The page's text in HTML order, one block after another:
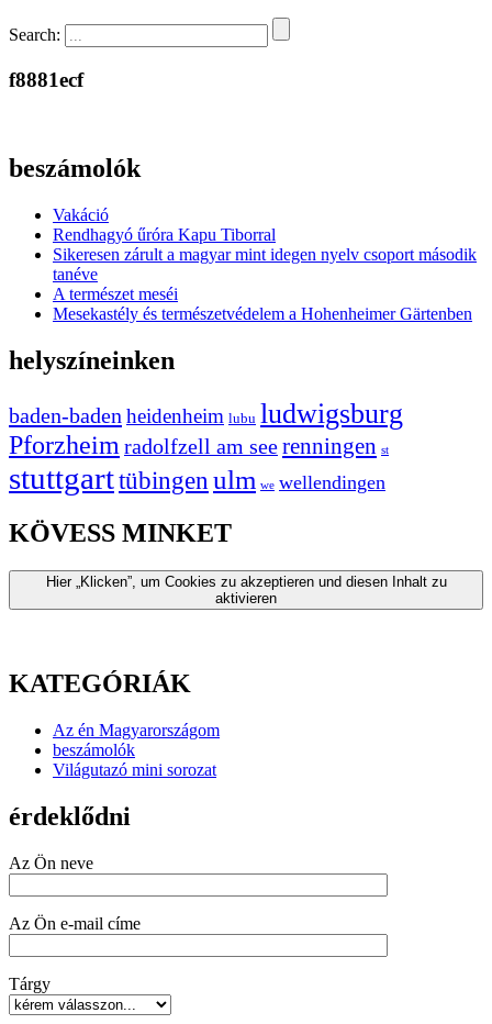
Search:
f8881ecf
beszámolók
Vakáció
Rendhagyó űróra Kapu Tiborral
Sikeresen zárult a magyar mint idegen nyelv csoport második
tanéve
A természet meséi
Mesekastély és természetvédelem a Hohenheimer Gärtenben
helyszíneinken
baden-baden heidenheim lubu ludwigsburg
Pforzheim radolfzell am seerenningen st
stuttgarttübingen ulm we wellendingen
KÖVESS MINKET
Hier „Klicken”, um Cookies zu akzeptieren und diesen Inhalt zu
aktivieren
KATEGÓRIÁK
Az én Magyarországom
beszámolók
Világutazó mini sorozat
érdeklődni
Az Ön neve
Az Ön e-mail címe
Tárgy